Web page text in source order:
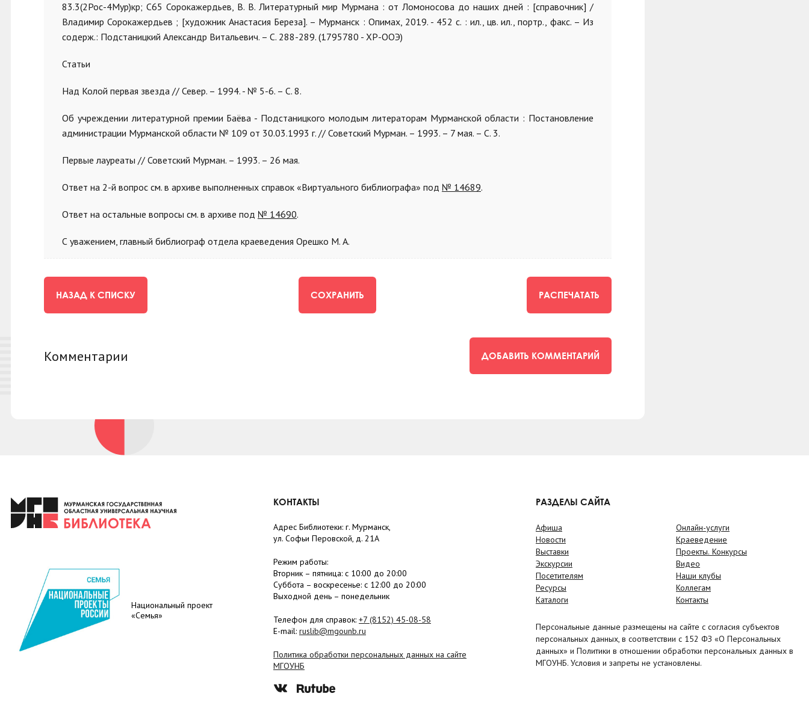
83.3(2Рос-4Мур)кр; С65 Сорокажердьев, В. В. Литературный мир Мурмана : от Ломоносова до наших дней : [справочник] /
Владимир Сорокажердьев ; [художник Анастасия Береза]. – Мурманск : Опимах, 2019. - 452 с. : ил., цв. ил., портр., факс. – Из
содерж.: Подстаницкий Александр Витальевич. – С. 288-289. (1795780 - ХР-ООЭ)
Статьи
Над Колой первая звезда // Север. – 1994. - № 5-6. – С. 8.
Об учреждении литературной премии Баёва - Подстаницкого молодым литераторам Мурманской области : Постановление
администрации Мурманской области № 109 от 30.03.1993 г. // Советский Мурман. – 1993. – 7 мая. – С. 3.
Первые лауреаты // Советский Мурман. – 1993. – 26 мая.
Ответ на 2-й вопрос см. в архиве выполненных справок «Виртуального библиографа» под № 14689.
Ответ на остальные вопросы см. в архиве под № 14690.
С уважением, главный библиограф отдела краеведения Орешко М. А.
НАЗАД К СПИСКУ СОХРАНИТЬ РАСПЕЧАТАТЬ
Комментарии ДОБАВИТЬ КОММЕНТАРИЙ
Национальный проект
«Семья»
КОНТАКТЫ
Адрес Библиотеки: г. Мурманск,
ул. Софьи Перовской, д. 21А
Режим работы:
Вторник – пятница: с 10:00 до 20:00
Суббота – воскресенье: c 12:00 до 20:00
Выходной день – понедельник
Телефон для справок: +7 (8152) 45-08-58
E-mail: ruslib@mgounb.ru
Политика обработки персональных данных на сайте
МГОУНБ
РАЗДЕЛЫ САЙТА
Афиша
Новости
Выставки
Экскурсии
Посетителям
Ресурсы
Каталоги
Онлайн-услуги
Краеведение
Проекты. Конкурсы
Видео
Наши клубы
Коллегам
Контакты
Персональные данные размещены на сайте с согласия субъектов
персональных данных, в соответствии с 152 ФЗ «О Персональных
данных» и Политики в отношении обработки персональных данных в
МГОУНБ. Условия и запреты не установлены.